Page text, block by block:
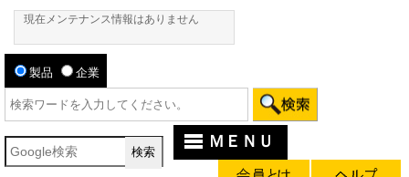
現在メンテナンス情報はありません
製品 企業
ＭＥＮＵ